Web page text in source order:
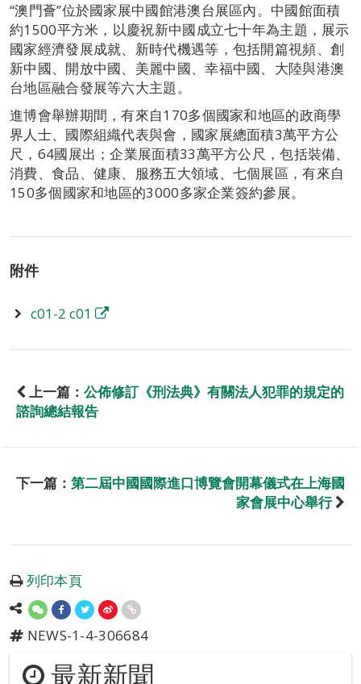
“澳門薈”位於國家展中國館港澳台展區內。中國館面積
約1500平方米，以慶祝新中國成立七十年為主題，展示
國家經濟發展成就、新時代機遇等，包括開篇視頻、創
新中國、開放中國、美麗中國、幸福中國、大陸與港澳
台地區融合發展等六大主題。
進博會舉辦期間，有來自170多個國家和地區的政商學
界人士、國際組織代表與會，國家展總面積3萬平方公
尺，64國展出；企業展面積33萬平方公尺，包括裝備、
消費、食品、健康、服務五大領域、七個展區，有來自
150多個國家和地區的3000多家企業簽約參展。
附件
c01-2 c01
上一篇： 公佈修訂《刑法典》有關法人犯罪的規定的
諮詢總結報告
下一篇： 第二屆中國國際進口博覽會開幕儀式在上海國
家會展中心舉行
列印本頁
NEWS-1-4-306684
最新新聞